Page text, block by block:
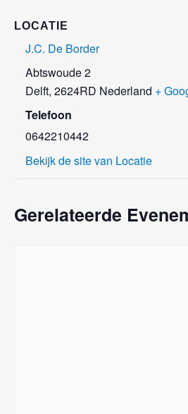
LOCATIE
J.C. De Border
Abtswoude 2
Delft, 2624RD Nederland +
Telefoon
0642210442
Bekijk de site van Locatie
Gerelateerde